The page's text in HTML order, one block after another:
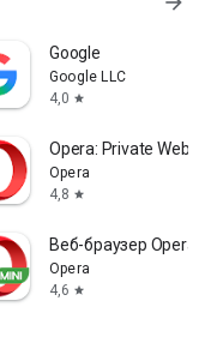
Google
Google LLC
4,0 star
Opera: Private Web
Opera
4,8 star
Веб-браузер Opera
Opera
4,6 star